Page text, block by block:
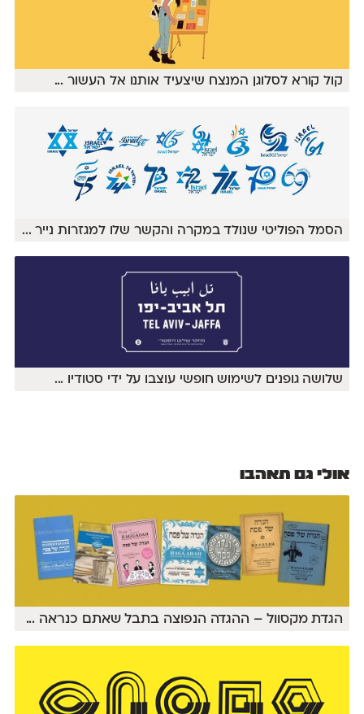
קול קורא לסלוגן המנצח שיצעיד אותנו אל העשור...
הסמל הפוליטי שנולד במקרה והקשר שלו למגזרות נייר...
שלושה גופנים לשימוש חופשי עוצבו על ידי סטודיו ...
אולי גם תאהבו
הגדת מקסוול – ההגדה הנפוצה בתבל שאתם כנראה ...